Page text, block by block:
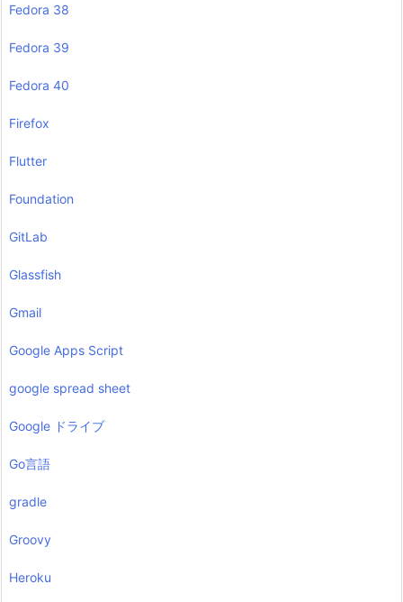
Fedora 38
Fedora 39
Fedora 40
Firefox
Flutter
Foundation
GitLab
Glassfish
Gmail
Google Apps Script
google spread sheet
Google ドライブ
Go言語
gradle
Groovy
Heroku